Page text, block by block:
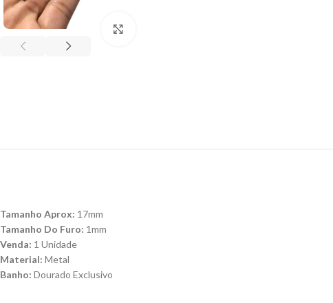
Tamanho Aprox: 17mm
Tamanho Do Furo: 1mm
Venda: 1 Unidade
Material: Metal
Banho: Dourado Exclusivo